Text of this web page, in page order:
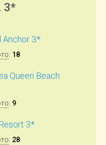
3*
Anchor 3*
: 18
Queen Beach
: 9
3*
: 28